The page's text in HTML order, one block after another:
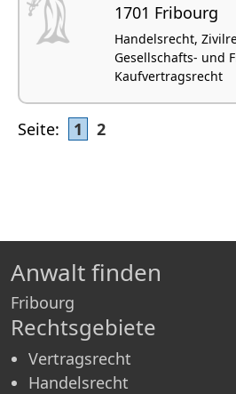
1701 Fribourg
Handelsrecht,
Gesellschafts- und
Kaufvertragsrecht
Seite: 1 2
Anwalt finden
Fribourg
Rechtsgebiete
Vertragsrecht
Handelsrecht